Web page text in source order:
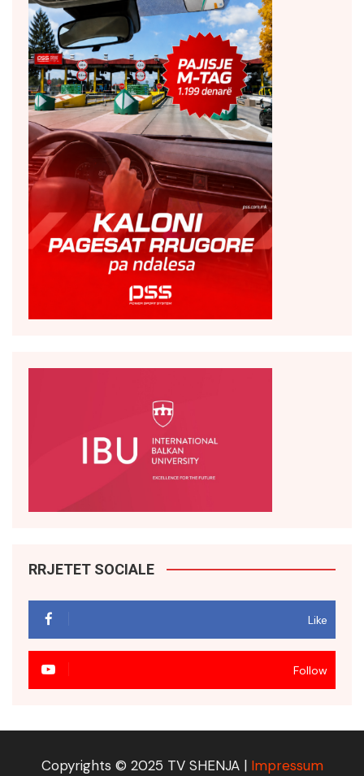
RRJETET SOCIALE
Like
Follow
Copyrights © 2025 TV SHENJA | Impressum